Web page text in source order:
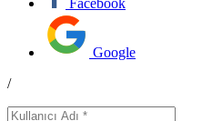
Facebook
Google
/